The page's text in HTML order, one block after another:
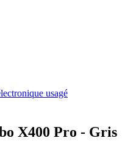
usagé
X400 Pro - Gris